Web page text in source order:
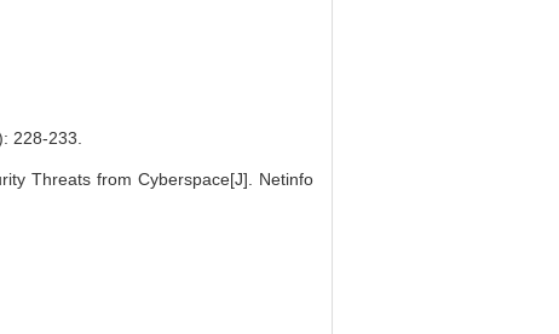
228-233.
Threats from Cyberspace[J]. Netinfo